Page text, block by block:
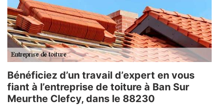
Bénéficiez d’un travail d’expert en vous
fiant à l’entreprise de toiture à Ban Sur
Meurthe Clefcy, dans le 88230